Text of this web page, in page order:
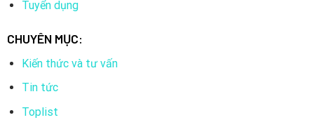
Tuyển dụng
CHUYÊN MỤC:
Kiến thức và tư vấn
Tin tức
Toplist